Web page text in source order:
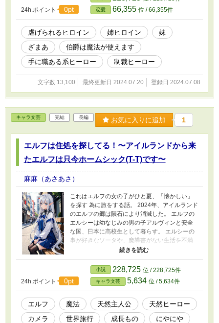
す ※ザマァ系、捨てられ令嬢ものが好きな人は
お気に入りや感想もらえると嬉しいです(^^)
24h.ポイント 0pt 恋愛 66,355 位 / 66,355件
虐げられるヒロイン 姉ヒロイン
妹
ざまあ
伯爵は魔法が使えます
手に職ある系ヒーロー
制裁ヒーロー
文字数 13,100 最終更新日 2024.07.20 登録日 2024.07.08
キャラ文芸 完結 長編 お気に入りに追加 1
エルフは住処を探してる！〜アイルランドから来
たエルフは只今ホームシック(T-T)です〜
麻麻（あさあさ）
これはエルフの女の子がひと夏、「懐かしい」
を探す 為に旅をする話。 2024年、アイルランド
のエルフの郷は隕石により消滅した。 エルフの
エルシーは幼なじみの男の子アルヴィンと安全
な国、日本に高校生として暮らす。 エルシーの
事が好きなソータや、魔導書がない生活を不満
にしていたが、グリーンの写真集とエックスの
写真家souが彼女の癒しになっていた。 「家
はあるけど家じゃない」とエルシーは孤独を感
じていた。 しかしソータと仲良くなり、ソータ
は夏休みに長野の写真撮影旅行にエルシーを誘
う。 エルシーは彼に世界旅行の提案をすがー。
これはエルフの少女の成長記
24h.ポイント 0pt
小説 228,725 位 / 228,725件
キャラ文芸 5,634 位 / 5,634件
エルフ 魔法 天然主人公
天然ヒーロー
カメラ
世界旅行 成長もの
にやにや